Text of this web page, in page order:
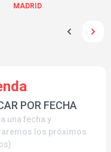
MADRID
POR FECHA
una fecha y
los próximos